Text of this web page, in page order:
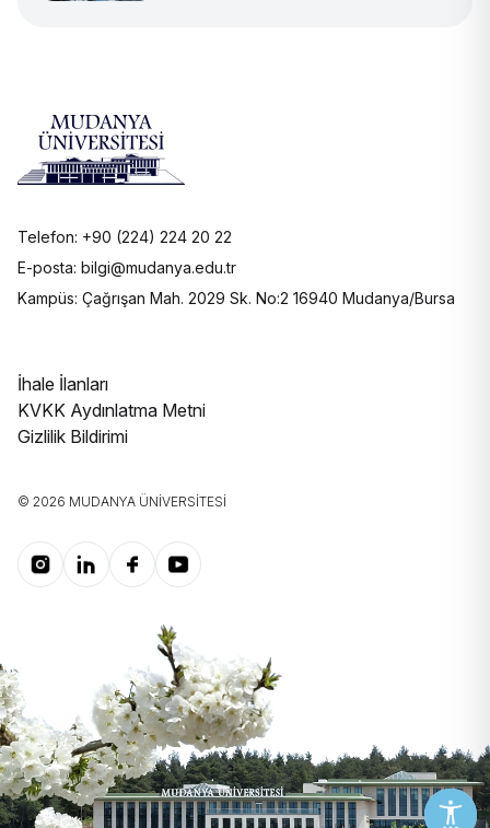
Telefon: +90 (224) 224 20 22
E-posta: bilgi@mudanya.edu.tr
Kampüs: Çağrışan Mah. 2029 Sk. No:2 16940 Mudanya/Bursa
İhale İlanları
KVKK Aydınlatma Metni
Gizlilik Bildirimi
© 2026 MUDANYA ÜNIVERSITESI